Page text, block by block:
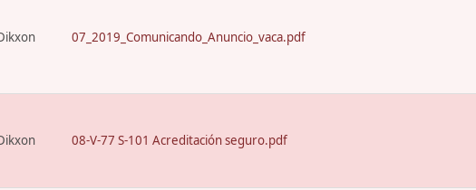
07_2019_Comunicando_Anuncio_vaca.pdf
08-V-77 S-101 Acreditación seguro.pdf